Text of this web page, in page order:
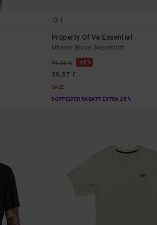
1
Property Of Va Essential
Männer Braun Sweatshirt
75,00 € 48%
39,37 €
SALE
DOPPELTER RABATT EXTRA 25 %